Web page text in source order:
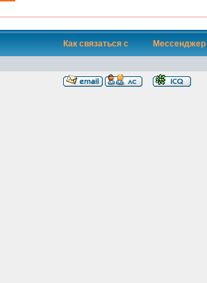
Как связаться с Мессенджер